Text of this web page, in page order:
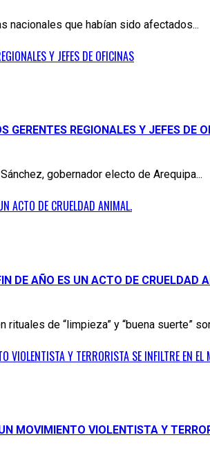
nacionales que habían sido afectados...
Y JEFES DE OFICINAS
REGIONALES Y JEFES DE
gobernador electo de Arequipa...
ACTO DE CRUELDAD ANIMAL.
DE AÑO ES UN ACTO DE CRUELDAD
de “limpieza” y “buena suerte”
Y TERRORISTA SE INFILTRE EN EL
MOVIMIENTO VIOLENTISTA Y